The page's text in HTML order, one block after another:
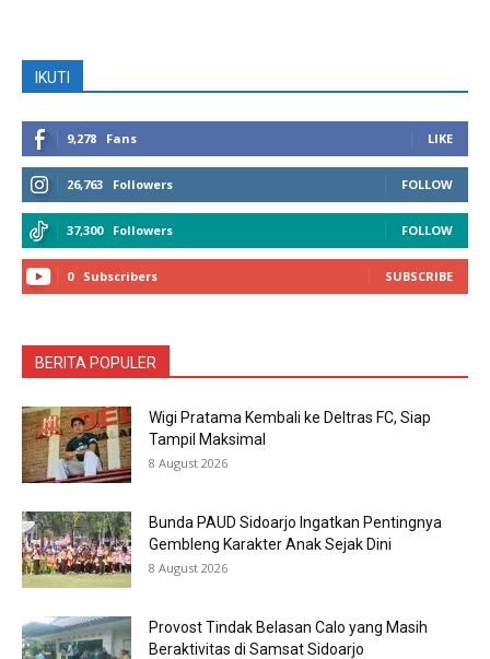
IKUTI
9,278 Fans LIKE
26,763 Followers FOLLOW
37,300 Followers FOLLOW
0 Subscribers SUBSCRIBE
BERITA POPULER
Wigi Pratama Kembali ke Deltras FC, Siap
Tampil Maksimal
8 August 2026
Bunda PAUD Sidoarjo Ingatkan Pentingnya
Gembleng Karakter Anak Sejak Dini
8 August 2026
Provost Tindak Belasan Calo yang Masih
Beraktivitas di Samsat Sidoarjo